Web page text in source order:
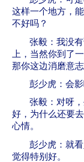
这样一个地方，
不好吗？
张毅：我没
上，当然你到了
那你这边消磨意
彭少虎：会
张毅：对呀
好，为什么还要
心情。
彭少虎：就
觉得特别好。